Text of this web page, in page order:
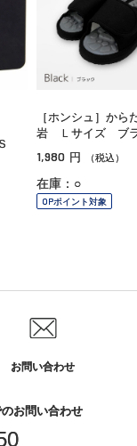
［ホンシュ］から
岩 Ｌサイズ ブ
1,980 円 （税込）
在庫：○
OPポイント対象
お問い合わせ
お問い合わせ